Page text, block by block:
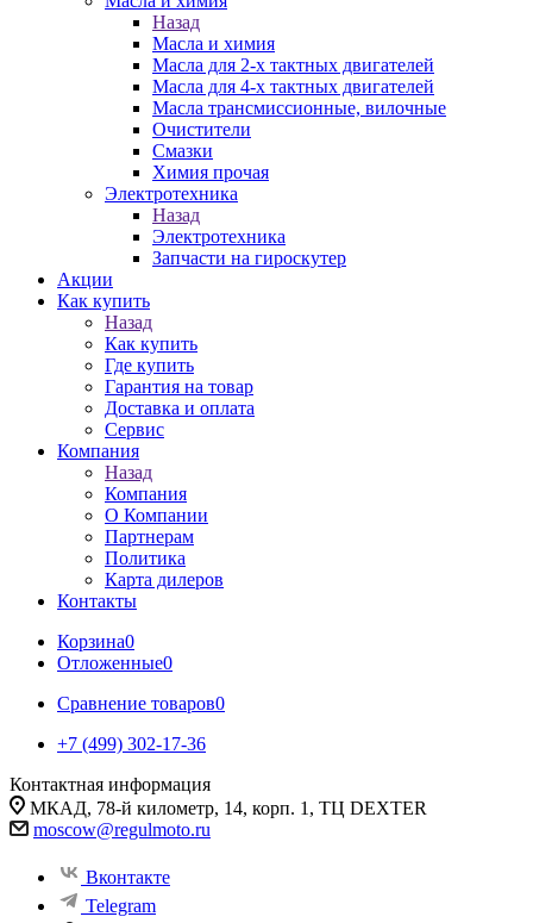
Назад
Масла и химия
Масла для 2-х тактных двигателей
Масла для 4-х тактных двигателей
Масла трансмиссионные, вилочные
Очистители
Смазки
Химия прочая
Электротехника
Назад
Электротехника
Запчасти на гироскутер
Акции
Как купить
Назад
Как купить
Где купить
Гарантия на товар
Доставка и оплата
Сервис
Компания
Назад
Компания
О Компании
Партнерам
Политика
Карта дилеров
Контакты
Корзина0
Отложенные0
Сравнение товаров0
+7 (499) 302-17-36
Контактная информация
МКАД, 78-й километр, 14, корп. 1, ТЦ DEXTER
moscow@regulmoto.ru
Вконтакте
Telegram